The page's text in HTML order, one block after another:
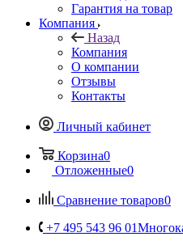
Гарантия на товар
Компания
Назад
Компания
О компании
Отзывы
Контакты
Личный кабинет
Корзина0
Отложенные0
Сравнение товаров0
+7 495 543 96 01